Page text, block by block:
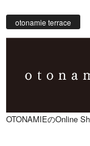
otonamie terrace
OTONAMIEのOnline